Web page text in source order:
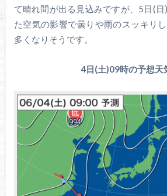
て晴れ間が出る見込みですが、5日(
た空気の影響で曇りや雨のスッキリ
多くなりそうです。
4日(土)09時の予想天